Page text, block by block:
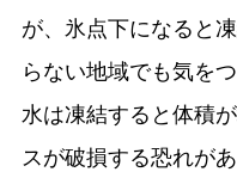
が、氷点下になると
らない地域でも気を
水は凍結すると体積
スが破損する恐れが